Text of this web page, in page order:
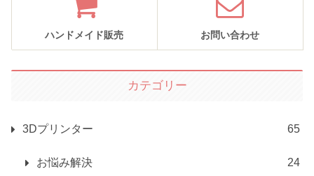
ハンドメイド販売 お問い合わせ
カテゴリー
3Dプリンター 65
お悩み解決 24